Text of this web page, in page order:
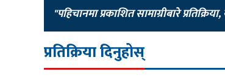
"पहिचानमा प्रकाशित सामाग्रीबारे
प्रतिक्रिया दिनुहोस्